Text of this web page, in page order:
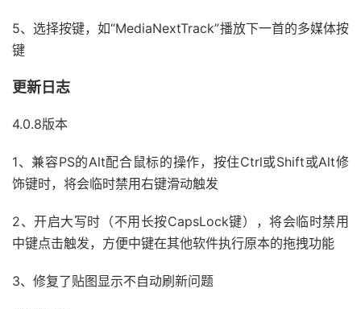
5、选择按键，如“MediaNextTrack”播放下一首的多媒体按
键
更新日志
4.0.8版本
1、兼容PS的Alt配合鼠标的操作，按住Ctrl或Shift或Alt修
饰键时，将会临时禁用右键滑动触发
2、开启大写时（不用长按CapsLock键），将会临时禁用
中键点击触发，方便中键在其他软件执行原本的拖拽功能
3、修复了贴图显示不自动刷新问题